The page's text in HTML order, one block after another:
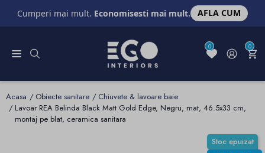
Cumperi mai mult. Economisesti mai mult. AFLA CUM
0 0
Acasa Obiecte sanitare
Chiuvete & lavoare baie
Lavoar REA Belinda Black Matt Gold Edge, Negru, mat, 46.5x33 cm,
montaj pe blat, ceramica sanitara
Stoc epuizat